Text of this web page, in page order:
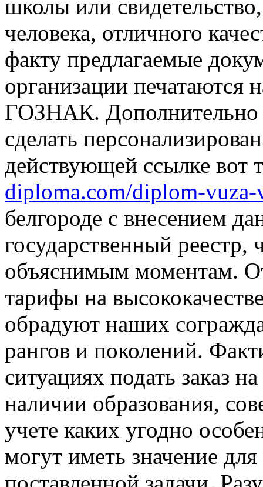
школы или
человека, отличного
факту предлагаемые
организации печатаются
ГОЗНАК. Дополнительно
сделать
действующей ссылке вот
diploma.com/diplom-vuza-
белгороде с внесением
государственный
объяснимым моментам.
тарифы на
обрадуют наших
рангов и поколений.
ситуациях подать заказ
наличии образования,
учете каких угодно
могут иметь значение